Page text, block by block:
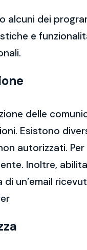
alcuni dei
e
delle
Esistono
autorizzati.
Inoltre,
di un’email